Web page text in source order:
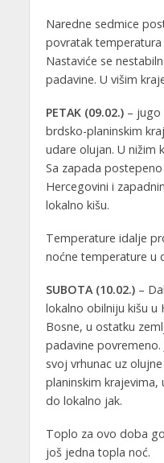
Naredne sedmice
povratak
Nastaviće se
padavine. U višim
PETAK (09.02.)– jugo
brdsko-planinskim
udare olujan. U nižim
Sa zapada
Hercegovini i
lokalno kišu.
Temperature idalje
noćne temperature u
SUBOTA (10.02.)–
lokalno obilniju kišu u
Bosne, u ostatku
padavine
svoj vrhunac uz
planinskim krajevima,
do lokalno jak.
Toplo za ovo doba
još jedna topla noć.